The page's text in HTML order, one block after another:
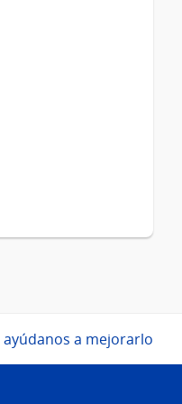
ayúdanos a mejorarlo